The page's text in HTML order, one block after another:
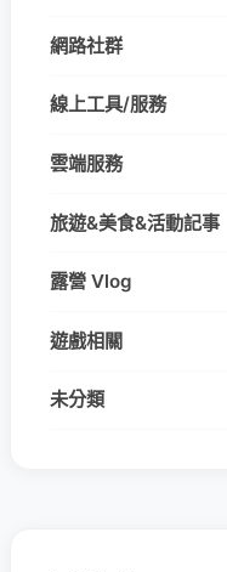
網路社群
線上工具/服務
雲端服務
旅遊&美食&活動記事
露營 Vlog
遊戲相關
未分類